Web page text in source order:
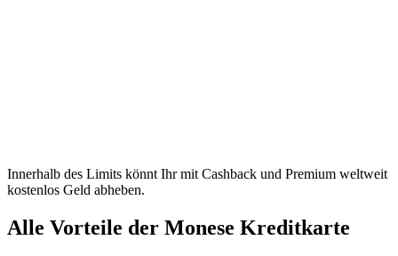
Innerhalb des Limits könnt Ihr mit Cashback und Premium weltweit
kostenlos Geld abheben.
Alle Vorteile der Monese Kreditkarte